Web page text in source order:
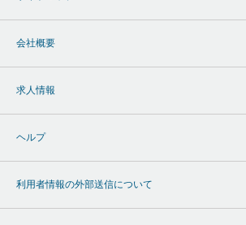
会社概要
求人情報
ヘルプ
利用者情報の外部送信について